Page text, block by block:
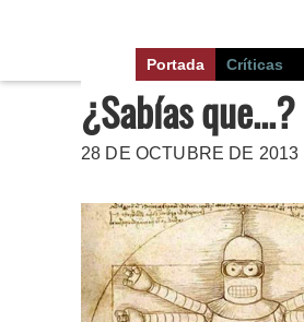
Portada Críticas
¿Sabías que...?
28 DE OCTUBRE DE 2013